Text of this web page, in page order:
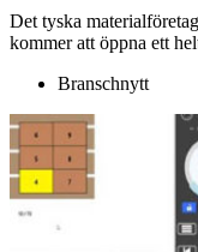
Det tyska
kommer att öppna ett
Branschnytt